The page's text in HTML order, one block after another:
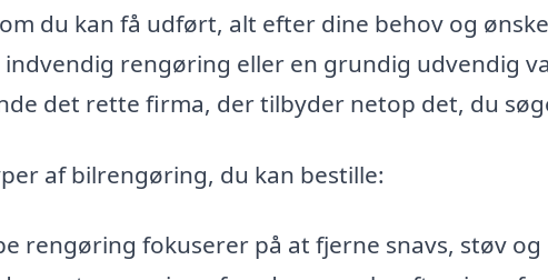
du kan få udført, alt efter dine behov og
rengøring eller en grundig udvendig
det rette firma, der tilbyder netop det, du
af bilrengøring, du kan bestille:
rengøring fokuserer på at fjerne snavs, støv og